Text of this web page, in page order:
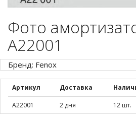
Фото
A22001
Бренд: Fenox
Артикул Доставка
A22001 2 дня 12 шт.